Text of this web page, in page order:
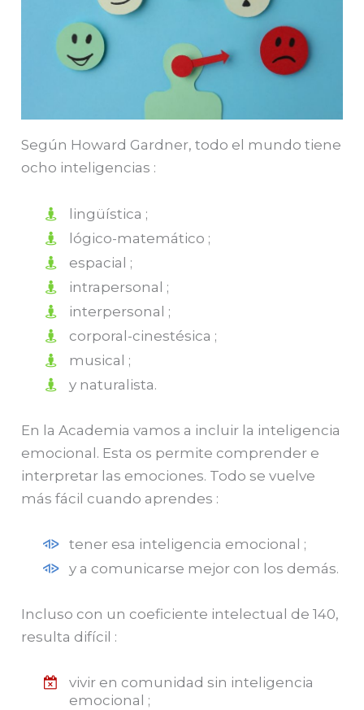
Según Howard Gardner, todo el mundo tiene
ocho inteligencias :
lingüística ;
lógico-matemático ;
espacial ;
intrapersonal ;
interpersonal ;
corporal-cinestésica ;
musical ;
y naturalista.
En la Academia vamos a incluir la inteligencia
emocional. Esta os permite comprender e
interpretar las emociones. Todo se vuelve
más fácil cuando aprendes :
tener esa inteligencia emocional ;
y a comunicarse mejor con los demás.
Incluso con un coeficiente intelectual de 140,
resulta difícil :
vivir en comunidad sin inteligencia
emocional ;